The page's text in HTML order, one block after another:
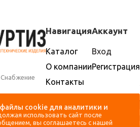
Навигация
Каталог
О компании
Контакты
оплата
Аккаунт
Вход
Регистрация
cookie для аналитики и
использовать сайт после
вы соглашаетесь с нашей